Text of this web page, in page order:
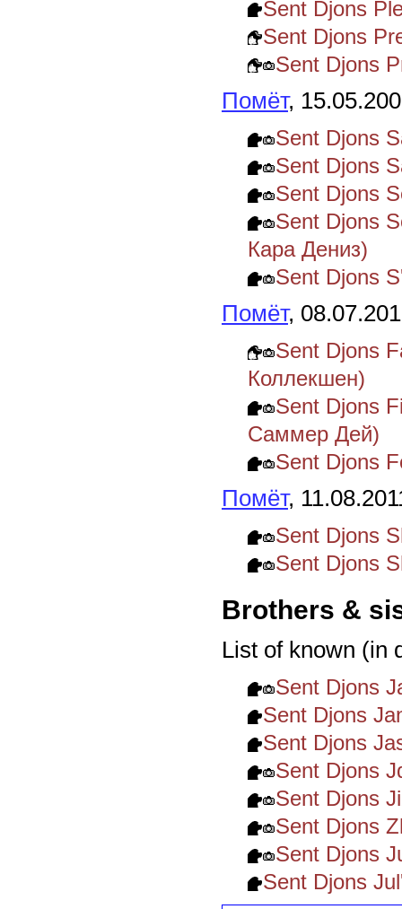
Sent Djons
Sent Djons
Sent Djons
Помёт,
Sent Djons
Sent Djons
Sent Djons
Sent Djons
Кара Дениз)
Sent Djons
Помёт,
Sent Djons
Коллекшен)
Sent Djons
Саммер Дей)
Sent Djons
Помёт,
Sent Djons
Sent Djons
Brothers &
List of known (in
Sent Djons
Sent Djons
Sent Djons
Sent Djons
Sent Djons
Sent Djons
Sent Djons
Sent Djons